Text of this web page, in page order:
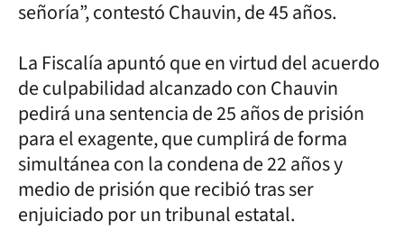
señoría”, contestó Chauvin, de 45 años.
La Fiscalía apuntó que en virtud del acuerdo
de culpabilidad alcanzado con Chauvin
pedirá una sentencia de 25 años de prisión
para el exagente, que cumplirá de forma
simultánea con la condena de 22 años y
medio de prisión que recibió tras ser
enjuiciado por un tribunal estatal.